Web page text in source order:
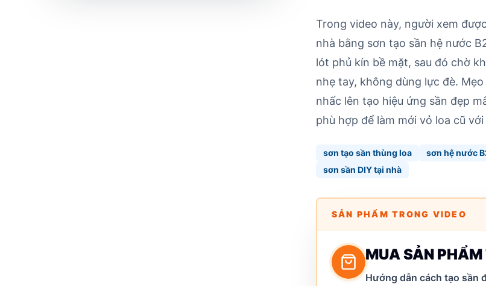
Trong video này, người xem
nhà bằng sơn tạo sần hệ nước
lót phủ kín bề mặt, sau đó chờ
nhẹ tay, không dùng lực đè.
nhấc lên tạo hiệu ứng sần đẹp
phù hợp để làm mới vỏ loa cũ
sơn tạo sần thùng loa sơn hệ nước
sơn sần DIY tại nhà
SẢN PHẨM TRONG VIDEO
MUA SẢN PHẨM
Hướng dẫn cách tạo sần